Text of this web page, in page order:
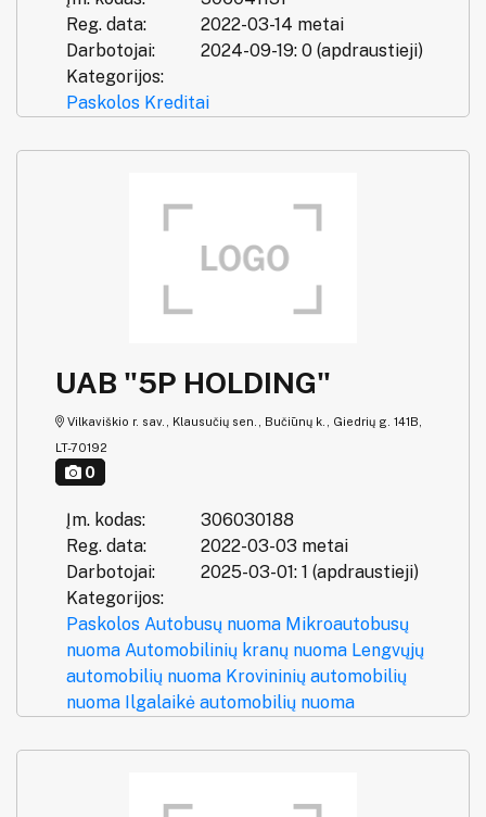
Reg. data:
2022-03-14 metai
Darbotojai:
2024-09-19: 0 (apdraustieji)
Kategorijos:
Paskolos Kreditai
UAB "5P HOLDING"
Vilkaviškio r. sav., Klausučių sen., Bučiūnų k., Giedrių g. 141B,
LT-70192
0
Įm. kodas:
306030188
Reg. data:
2022-03-03 metai
Darbotojai:
2025-03-01: 1 (apdraustieji)
Kategorijos:
Paskolos Autobusų nuoma Mikroautobusų
nuoma Automobilinių kranų nuoma Lengvųjų
automobilių nuoma Krovininių automobilių
nuoma Ilgalaikė automobilių nuoma